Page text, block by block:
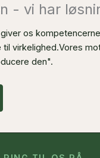
- vi har
giver os
virkelighed.Vores
den".